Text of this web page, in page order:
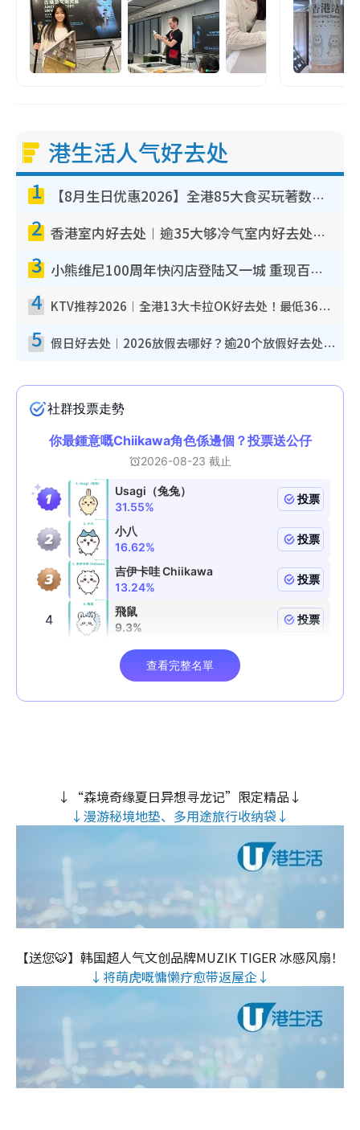
港生活人气好去处
1 【8月生日优惠2026】全港85大食买玩著数攻略 自助餐/火锅放题同行免费＋诚品/DONKI送现金券
2 香港室内好去处︱逾35大够冷气室内好去处推荐 室内活动免费避雨无惧下雨
3 小熊维尼100周年快闪店登陆又一城 重现百亩森林经典场景／独家限定盲盒登场／专属DIY香水
4 KTV推荐2026︱全港13大卡拉OK好去处！最低36元起 日语歌都有！(附地址+收费详情)
5 假日好去处︱2026放假去哪好？逾20个放假好去处郊外/秘境 休闲半日或一日游
↓“森境奇缘夏日异想寻龙记”限定精品↓
↓漫游秘境地垫、多用途旅行收纳袋↓
【送您🐯】韩国超人气文创品牌MUZIK TIGER 冰感风扇！
↓将萌虎嘅慵懒疗愈带返屋企↓